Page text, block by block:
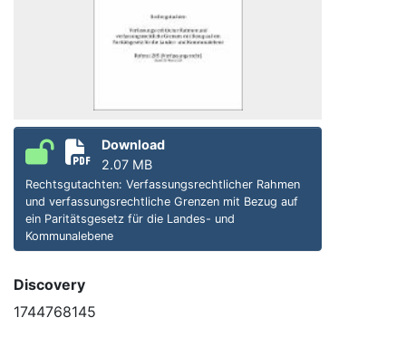
Download
2.07 MB
Rechtsgutachten: Verfassungsrechtlicher Rahmen
und verfassungsrechtliche Grenzen mit Bezug auf
ein Paritätsgesetz für die Landes- und
Kommunalebene
Discovery
1744768145